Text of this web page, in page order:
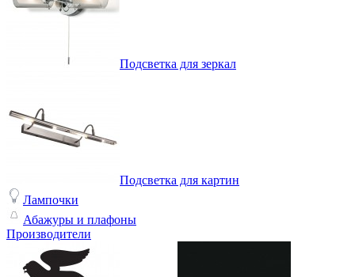
Подсветка для зеркал
Подсветка для картин
Лампочки
Абажуры и плафоны
Производители